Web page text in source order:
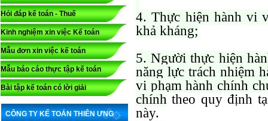
Hỏi đáp kế toán - Thuế
Kinh nghiệm xin việc Kế toán
Mẫu đơn xin việc kế toán
Mẫu báo cáo thực tập kế toán
Bài tập kế toán có lời giải
CÔNG TY KẾ TOÁN THIÊN ƯNG
4. Thực hiện hành vi
khả kháng;
5. Người thực hiện
năng lực trách nhiệm
vi phạm hành chính
chính theo quy định
này.